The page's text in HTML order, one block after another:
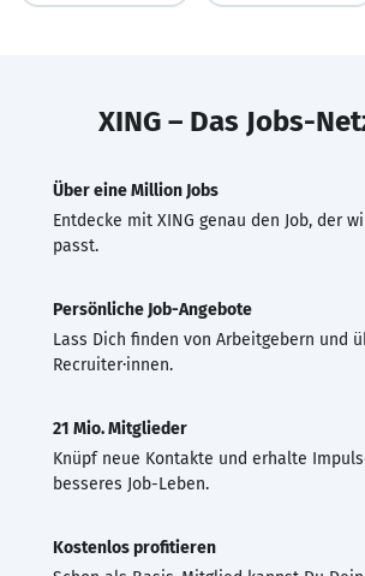
XING – Das Jobs-
Über eine Million Jobs
Entdecke mit XING genau den Job, der
passt.
Persönliche Job-Angebote
Lass Dich finden von Arbeitgebern und
Recruiter·innen.
21 Mio. Mitglieder
Knüpf neue Kontakte und erhalte
besseres Job-Leben.
Kostenlos profitieren